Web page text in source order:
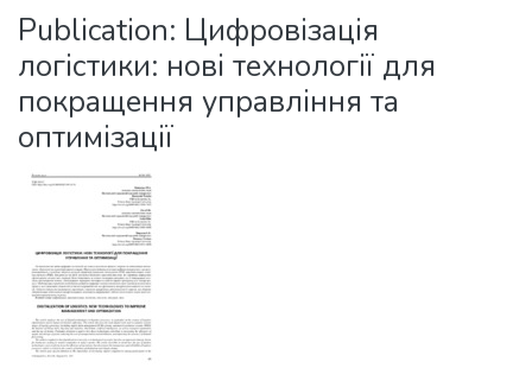
Statistics
Publication: Цифровізація
логістики: нові технології для
покращення управління та
оптимізації